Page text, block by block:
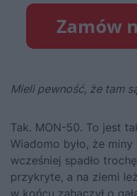
Mieli pewność, że tam
Tak. MON-50. To jest
Wiadomo było, że
wcześniej spadło
przykryte, a na ziemi